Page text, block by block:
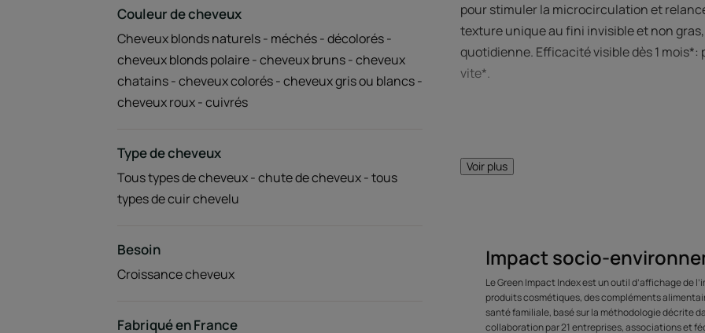
Couleur de cheveux
Cheveux blonds naturels - méchés - décolorés -
cheveux blonds polaire - cheveux bruns - cheveux
chatains - cheveux colorés - cheveux gris ou blancs -
cheveux roux - cuivrés
Type de cheveux
Tous types de cheveux - chute de cheveux - tous
types de cuir chevelu
Besoin
Croissance cheveux
Fabriqué en France
pour stimuler la microcirculation et
texture unique au fini invisible et non
quotidienne. Efficacité visible dès 1
vite*.
Les cheveux
sont 2X plus
Voir plus
Impact socio-
Le Green Impact Index est un outil d’affichage de
produits cosmétiques, des compléments
santé familiale, basé sur la méthodologie décrite
collaboration par 21 entreprises, associations et